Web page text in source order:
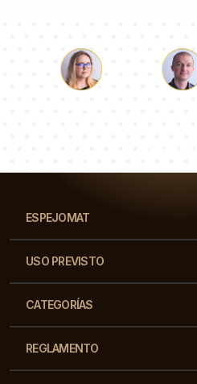
ESPEJOMAT
USO PREVISTO
CATEGORÍAS
REGLAMENTO